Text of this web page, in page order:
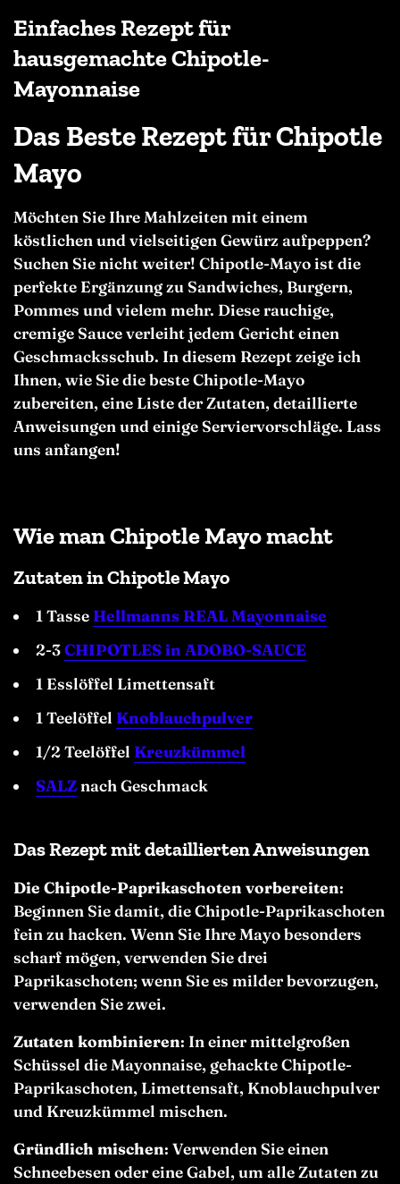
Einfaches Rezept für
hausgemachte Chipotle-
Mayonnaise
Das Beste Rezept für Chipotle
Mayo
Möchten Sie Ihre Mahlzeiten mit einem
köstlichen und vielseitigen Gewürz aufpeppen?
Suchen Sie nicht weiter! Chipotle-Mayo ist die
perfekte Ergänzung zu Sandwiches, Burgern,
Pommes und vielem mehr. Diese rauchige,
cremige Sauce verleiht jedem Gericht einen
Geschmacksschub. In diesem Rezept zeige ich
Ihnen, wie Sie die beste Chipotle-Mayo
zubereiten, eine Liste der Zutaten, detaillierte
Anweisungen und einige Serviervorschläge. Lass
uns anfangen!
Wie man Chipotle Mayo macht
Zutaten in Chipotle Mayo
1 Tasse Hellmanns REAL Mayonnaise
2-3CHIPOTLES in ADOBO-SAUCE
1 Esslöffel Limettensaft
1 Teelöffel Knoblauchpulver
1/2 Teelöffel Kreuzkümmel
SALZnach Geschmack
Das Rezept mit detaillierten Anweisungen
Die Chipotle-Paprikaschoten vorbereiten:
Beginnen Sie damit, die Chipotle-Paprikaschoten
fein zu hacken. Wenn Sie Ihre Mayo besonders
scharf mögen, verwenden Sie drei
Paprikaschoten; wenn Sie es milder bevorzugen,
verwenden Sie zwei.
Zutaten kombinieren: In einer mittelgroßen
Schüssel die Mayonnaise, gehackte Chipotle-
Paprikaschoten, Limettensaft, Knoblauchpulver
und Kreuzkümmel mischen.
Gründlich mischen: Verwenden Sie einen
Schneebesen oder eine Gabel, um alle Zutaten zu